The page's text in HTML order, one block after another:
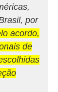
por
acordo,
de